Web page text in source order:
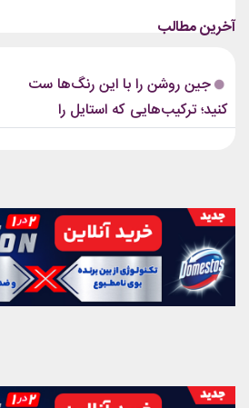
لطیف و دخترانه تا استایل‌های گرم و مینیمال،
درست انتخاب...
جین روشن را با این رنگ‌ها ست
کنید؛ ترکیب‌هایی که استایل را
خاص‌تر می‌کنند